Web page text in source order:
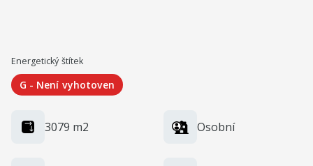
3079 m2 Osobní
Energetický štítek
G - Není vyhotoven